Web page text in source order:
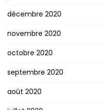
décembre 2020
novembre 2020
octobre 2020
septembre 2020
août 2020